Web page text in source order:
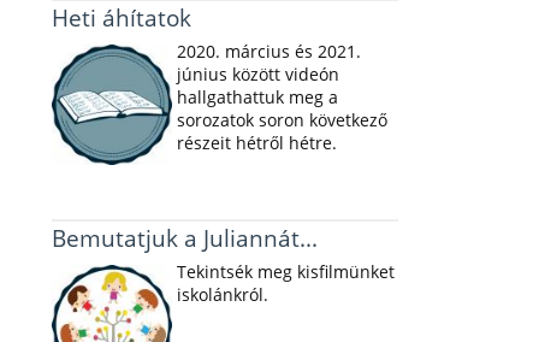
Heti áhítatok
2020. március és 2021.
június között videón
hallgathattuk meg a
sorozatok soron következő
részeit hétről hétre.
Bemutatjuk a Juliannát...
Tekintsék meg kisfilmünket
iskolánkról.